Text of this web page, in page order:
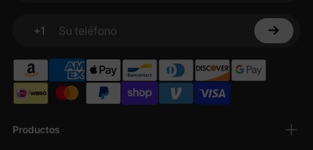
Productos
+1
Su teléfono